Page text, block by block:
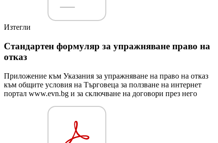
Изтегли
Стандартен формуляр за упражняване право на
отказ
Приложение към Указания за упражняване на право на отказ
към общите условия на Търговеца за ползване на интернет
портал www.evn.bg и за сключване на договори през него